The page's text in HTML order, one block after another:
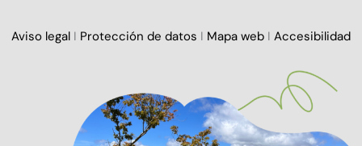
Aviso legal I Protección de datos I Mapa web I Accesibilidad